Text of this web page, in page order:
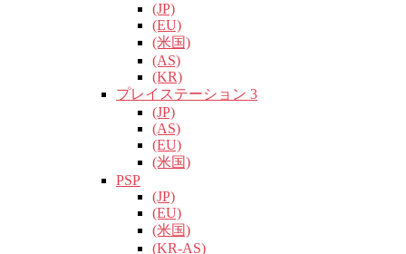
(JP)
(EU)
(米国)
(AS)
(KR)
プレイステーション 3
(JP)
(AS)
(EU)
(米国)
PSP
(JP)
(EU)
(米国)
(KR-AS)